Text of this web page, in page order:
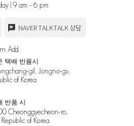
| 9 am - 6 pm
NAVER TALKTALK 상담
Add.
택배 반품시
gil, Jongno-gu,
of Korea
반품 시
Cheonggyecheon-ro,
of Korea